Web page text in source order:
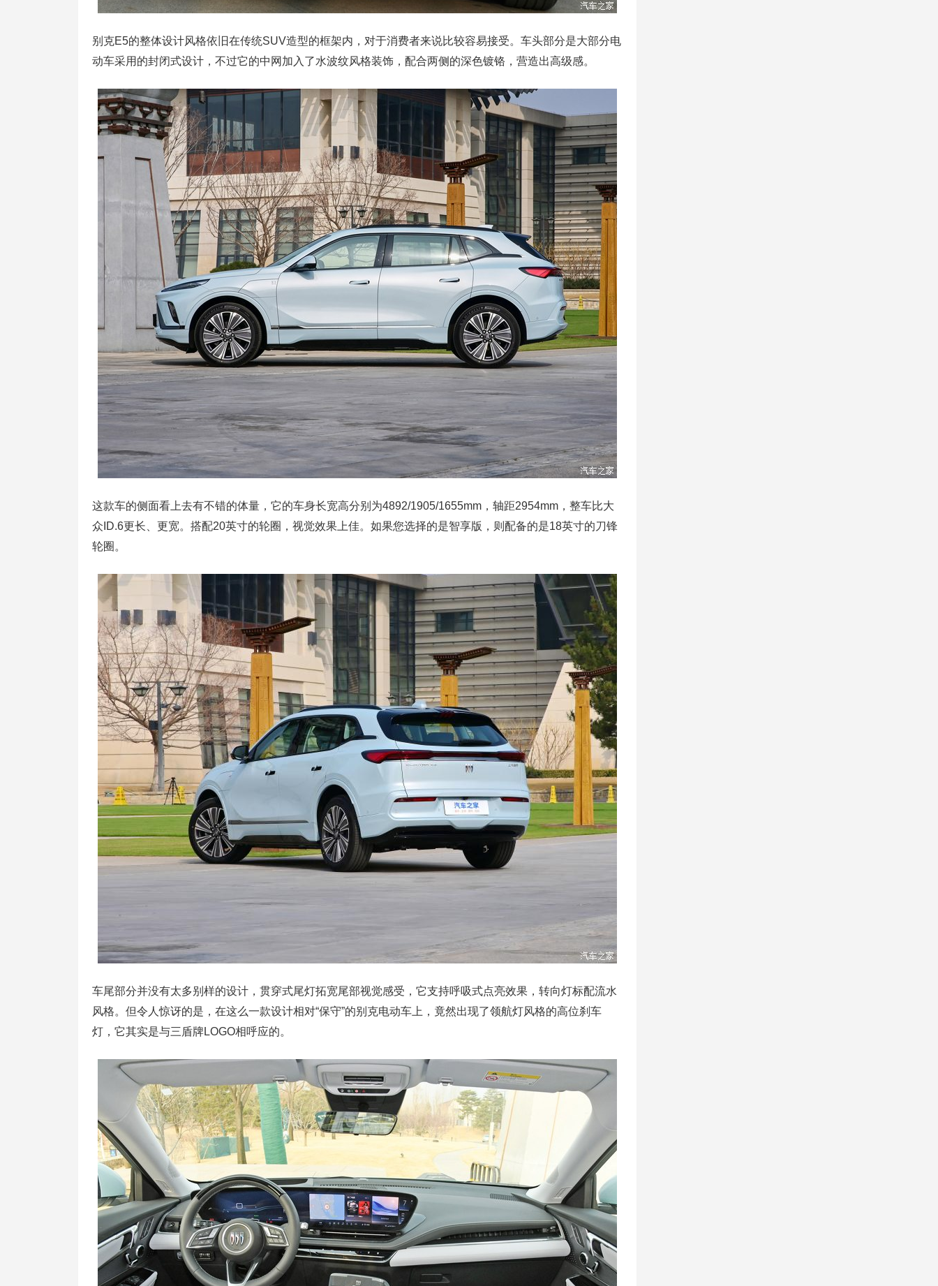
别克E5的整体设计风格依旧在传统SUV造型的框架内，对于消费者来说比较容易接受。车头部分是大部分电
动车采用的封闭式设计，不过它的中网加入了水波纹风格装饰，配合两侧的深色镀铬，营造出高级感。
这款车的侧面看上去有不错的体量，它的车身长宽高分别为4892/1905/1655mm，轴距2954mm，整车比大
众ID.6更长、更宽。搭配20英寸的轮圈，视觉效果上佳。如果您选择的是智享版，则配备的是18英寸的刀锋
轮圈。
车尾部分并没有太多别样的设计，贯穿式尾灯拓宽尾部视觉感受，它支持呼吸式点亮效果，转向灯标配流水
风格。但令人惊讶的是，在这么一款设计相对“保守”的别克电动车上，竟然出现了领航灯风格的高位刹车
灯，它其实是与三盾牌LOGO相呼应的。